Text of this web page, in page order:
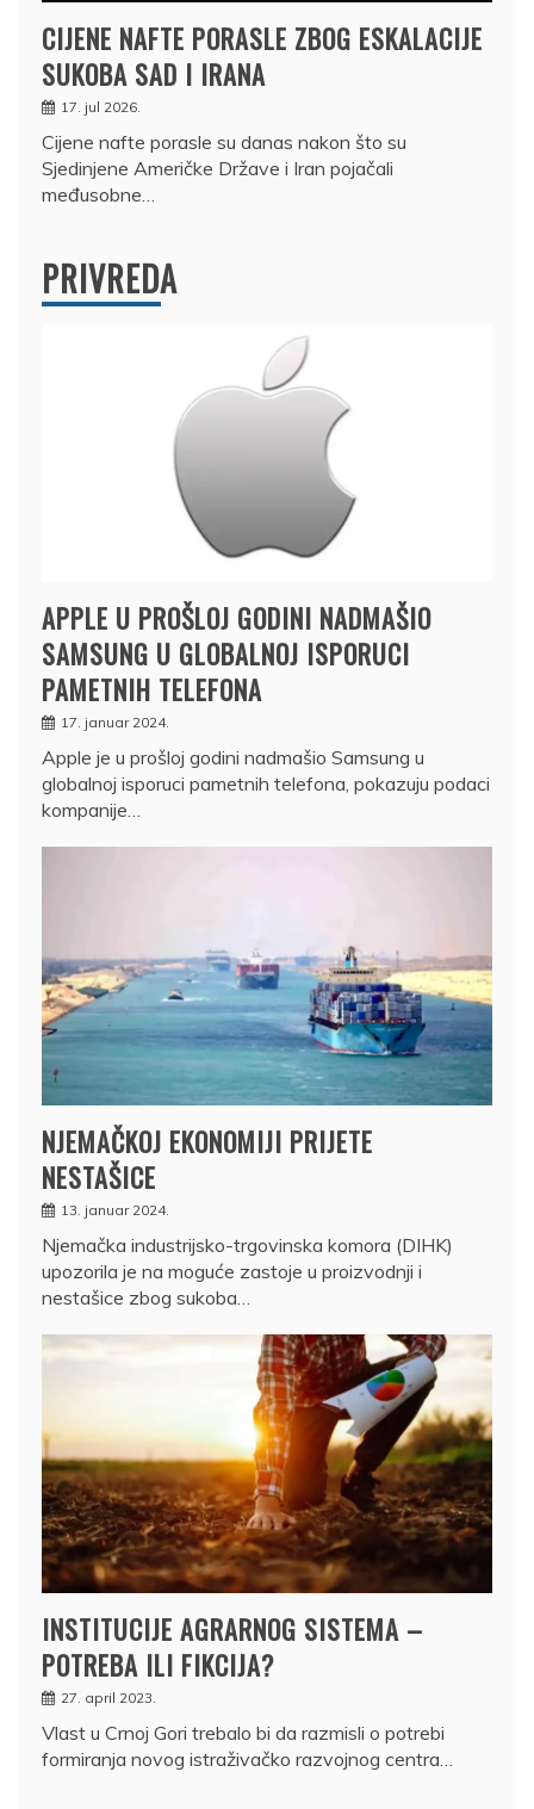
CIJENE NAFTE PORASLE ZBOG ESKALACIJE
SUKOBA SAD I IRANA
17. jul 2026.
Cijene nafte porasle su danas nakon što su
Sjedinjene Američke Države i Iran pojačali
međusobne…
PRIVREDA
APPLE U PROŠLOJ GODINI NADMAŠIO
SAMSUNG U GLOBALNOJ ISPORUCI
PAMETNIH TELEFONA
17. januar 2024.
Apple je u prošloj godini nadmašio Samsung u
globalnoj isporuci pametnih telefona, pokazuju podaci
kompanije…
NJEMAČKOJ EKONOMIJI PRIJETE
NESTAŠICE
13. januar 2024.
Njemačka industrijsko-trgovinska komora (DIHK)
upozorila je na moguće zastoje u proizvodnji i
nestašice zbog sukoba…
INSTITUCIJE AGRARNOG SISTEMA –
POTREBA ILI FIKCIJA?
27. april 2023.
Vlast u Crnoj Gori trebalo bi da razmisli o potrebi
formiranja novog istraživačko razvojnog centra…